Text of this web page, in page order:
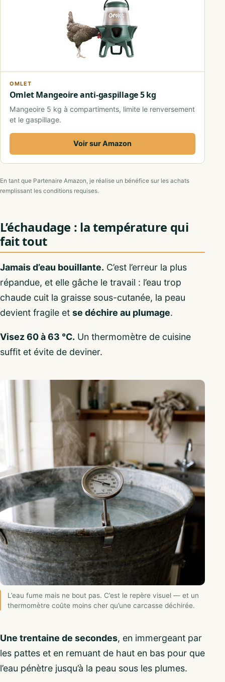
OMLET
Omlet Mangeoire anti-gaspillage 5 kg
Mangeoire 5 kg à compartiments, limite le renversement
et le gaspillage.
Voir sur Amazon
En tant que Partenaire Amazon, je réalise un bénéfice sur les achats
remplissant les conditions requises.
L’échaudage : la température qui
fait tout
Jamais d’eau bouillante. C’est l’erreur la plus
répandue, et elle gâche le travail : l’eau trop
chaude cuit la graisse sous-cutanée, la peau
devient fragile et se déchire au plumage.
Visez 60 à 63 °C. Un thermomètre de cuisine
suffit et évite de deviner.
L’eau fume mais ne bout pas. C’est le repère visuel — et un
thermomètre coûte moins cher qu’une carcasse déchirée.
Une trentaine de secondes, en immergeant par
les pattes et en remuant de haut en bas pour que
l’eau pénètre jusqu’à la peau sous les plumes.